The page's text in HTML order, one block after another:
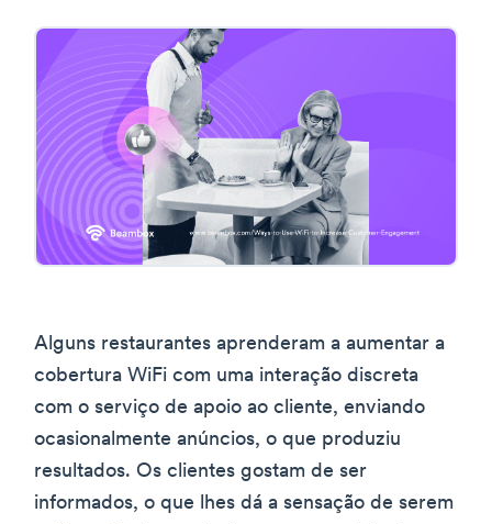
Alguns restaurantes aprenderam a aumentar a
cobertura WiFi com uma interação discreta
com o serviço de apoio ao cliente, enviando
ocasionalmente anúncios, o que produziu
resultados. Os clientes gostam de ser
informados, o que lhes dá a sensação de serem